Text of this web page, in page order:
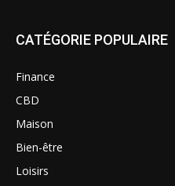
CATÉGORIE POPULAIRE
Finance
CBD
Maison
Bien-être
Loisirs